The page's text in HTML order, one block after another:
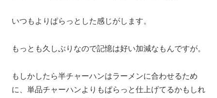
いつもよりぱらっとした感じがします。
もっとも久しぶりなので記憶は好い加減なもんですが。
もしかしたら半チャーハンはラーメンに合わせるため
に、単品チャーハンよりもぱらっと仕上げてるかもしれ